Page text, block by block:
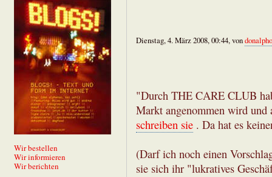
Wir bestellen
Wir informieren
Wir berichten
Dienstag, 4. März 2008, 00:44, von
"Durch THE CARE CLUB
Markt angenommen wird
schreiben sie . Da hat es
(Darf ich noch einen
sie sich ihr "lukratives